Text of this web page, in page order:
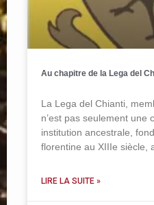
Au chapitre de la Lega del
La Lega del Chianti,
n’est pas seulement une
institution ancestrale,
florentine au XIIIe siècle,
LIRE LA SUITE »